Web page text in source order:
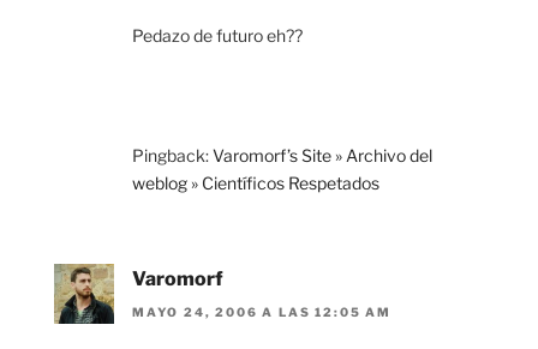
Pedazo de futuro eh??
Pingback:Varomorf’s Site » Archivo del
weblog » Científicos Respetados
Varomorf
MAYO 24, 2006 A LAS 12:05 AM